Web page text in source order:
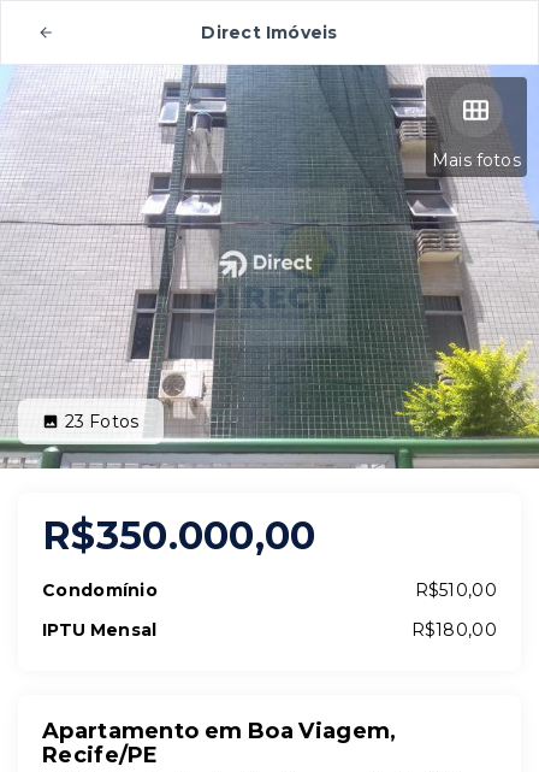
Direct Imóveis
Mais fotos
23 Fotos
R$350.000,00
Condomínio
R$510,00
IPTU Mensal
R$180,00
Apartamento em Boa Viagem,
Recife/PE